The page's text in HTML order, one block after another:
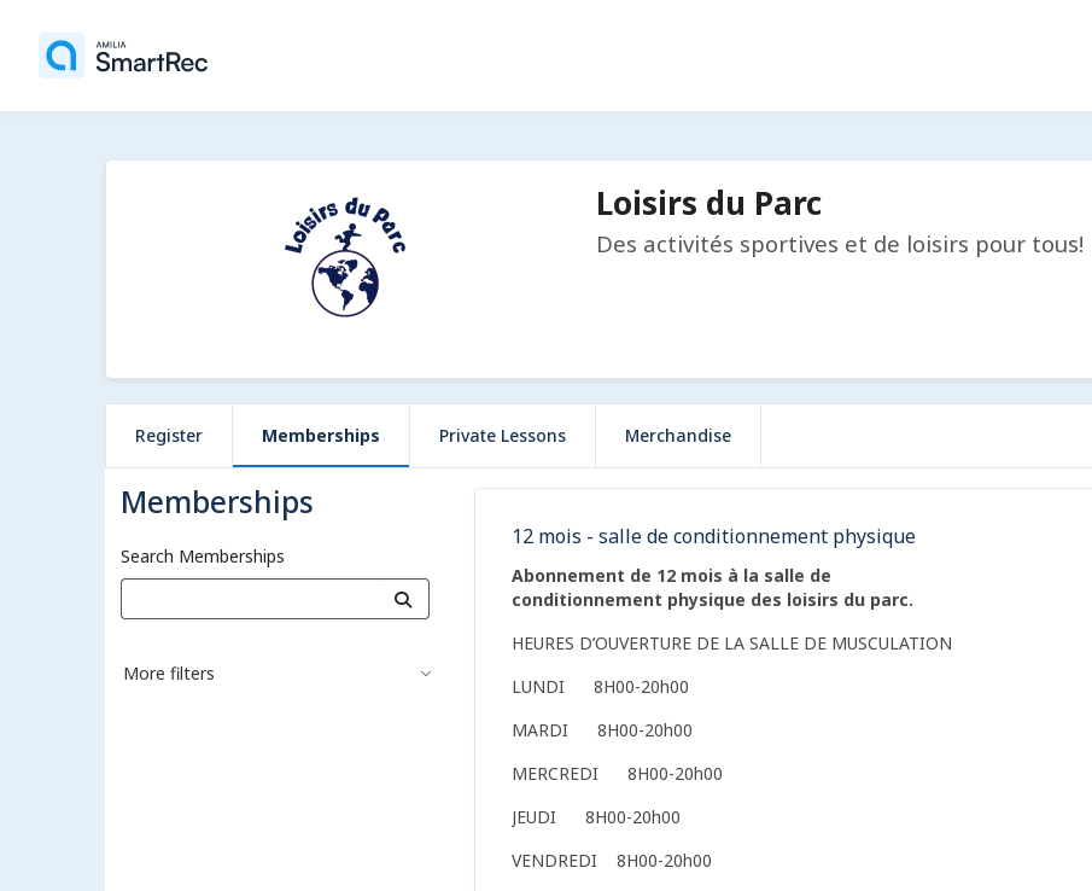
Loisirs du Parc
Des activités sportives et de loisirs pour tous!
Register Memberships Private Lessons Merchandise
Memberships
Search Memberships
More filters
12 mois - salle de conditionnement physique
Abonnement de 12 mois à la salle de
conditionnement physique des loisirs du parc.
HEURES D’OUVERTURE DE LA SALLE DE MUSCULATION
LUNDI 8H00-20h00
MARDI 8H00-20h00
MERCREDI 8H00-20h00
JEUDI 8H00-20h00
VENDREDI 8H00-20h00